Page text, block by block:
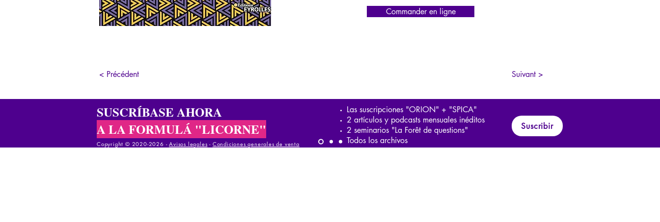
Commander en ligne
< Précédent Suivant >
SUSCRÍBASE AHORA
A LA FORMULÁ "LICORNE"
Copyright © 2020-2026 -Avisos legales - Condiciones generales de venta
Las suscripciones "ORION" + "SPICA"
2 artículos y podcasts mensuales inéditos
2 seminarios "La Forêt de questions"
Todos los archivos
Suscribir